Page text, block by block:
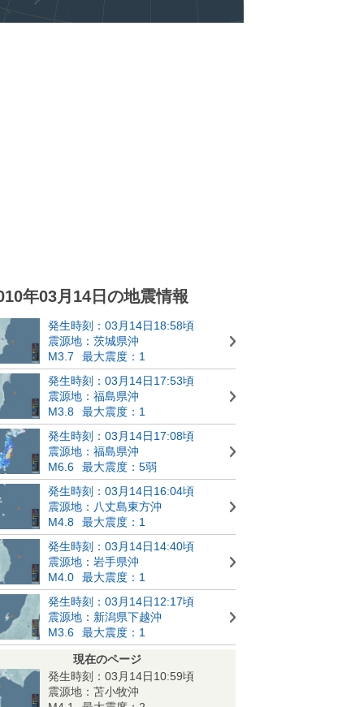
年03月14日の地震情報
発生時刻：03月14日18:58頃
震源地：茨城県沖
M3.7
最大震度：1
発生時刻：03月14日17:53頃
震源地：福島県沖
M3.8
最大震度：1
発生時刻：03月14日17:08頃
震源地：福島県沖
M6.6
最大震度：5弱
発生時刻：03月14日16:04頃
震源地：八丈島東方沖
M4.8
最大震度：1
発生時刻：03月14日14:40頃
震源地：岩手県沖
M4.0
最大震度：1
発生時刻：03月14日12:17頃
震源地：新潟県下越沖
M3.6
最大震度：1
現在のページ
発生時刻：03月14日10:59頃
震源地：苫小牧沖